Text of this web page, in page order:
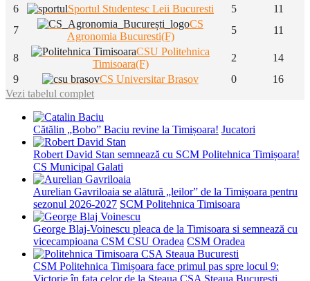
6
Sportul Studentesc Leii Bucuresti 5
11
7
CS
Agronomia Bucuresti(F)
5 11
8
CSU Politehnica
Timisoara(F)
2
14
9
CS Universitar Brasov 0
16
Vezi tabelul complet
Cătălin „Bobo” Baciu revine la Timișoara! Jucatori
Robert David Stan semnează cu SCM Politehnica Timișoara!
CS Municipal Galati
Aurelian Gavriloaia se alătură „leilor” de la Timișoara pentru
sezonul 2026-2027 SCM Politehnica Timisoara
George Blaj-Voinescu pleaca de la Timisoara si semnează cu
vicecampioana CSM CSU Oradea CSM Oradea
CSM Politehnica Timișoara face primul pas spre locul 9:
Victorie în fața celor de la Steaua CSA Steaua Bucuresti